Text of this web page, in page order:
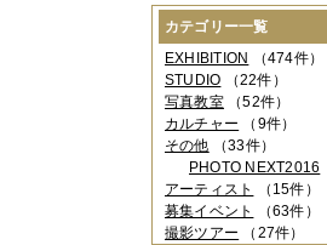
2022年09月（2件）
2022年08月
（3件）
2022年07月（3件）
2022年05月（4件）
2022年04月（2件）
2022年03月
（5件）
2022年02月（3件）
2022年01月（3件）
2021年12月（2件）
2021年11月（3件）
2021年10月
（1件）
カテゴリー一覧
EXHIBITION （474件）
STUDIO （22件）
写真教室（52件）
カルチャー （9件）
その他 （33件）
PHOTO NEXT2016
アーティスト
（15件）
募集イベント
（63件）
撮影ツアー （27件）